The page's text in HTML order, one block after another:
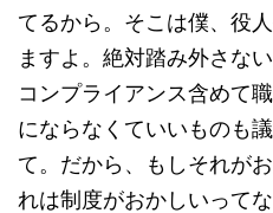
てるから。そこは僕、役
ますよ。絶対踏み外さな
コンプライアンス含めて
にならなくていいものも
て。だから、もしそれが
れは制度がおかしいって